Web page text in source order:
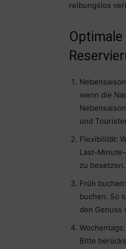
reibungslos
wenn die
und
Flexibilität:
Last-
zu besetzen.
Früh
buchen. So
den Genuss
Bitte